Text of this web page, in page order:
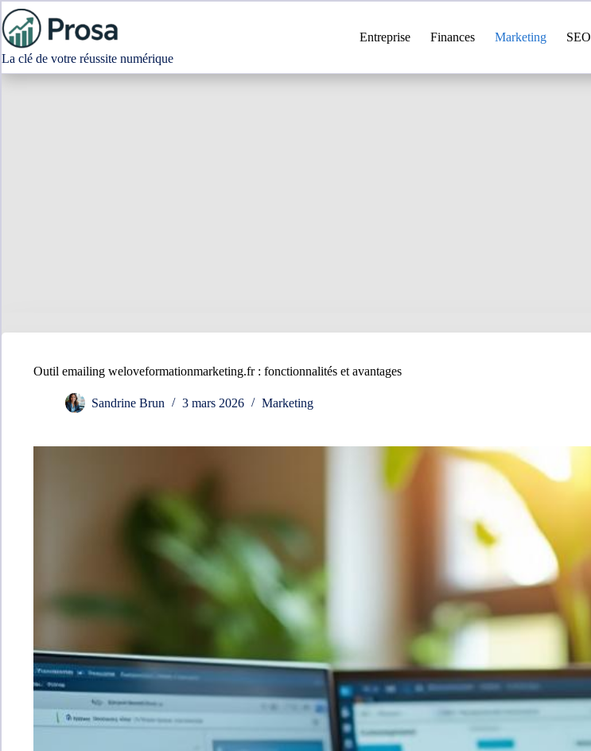
Passer
au
contenu
La clé de votre réussite numérique
Entreprise Finances Marketing SEO
Outil emailing weloveformationmarketing.fr : fonctionnalités et avantages
Sandrine Brun 3 mars 2026 Marketing